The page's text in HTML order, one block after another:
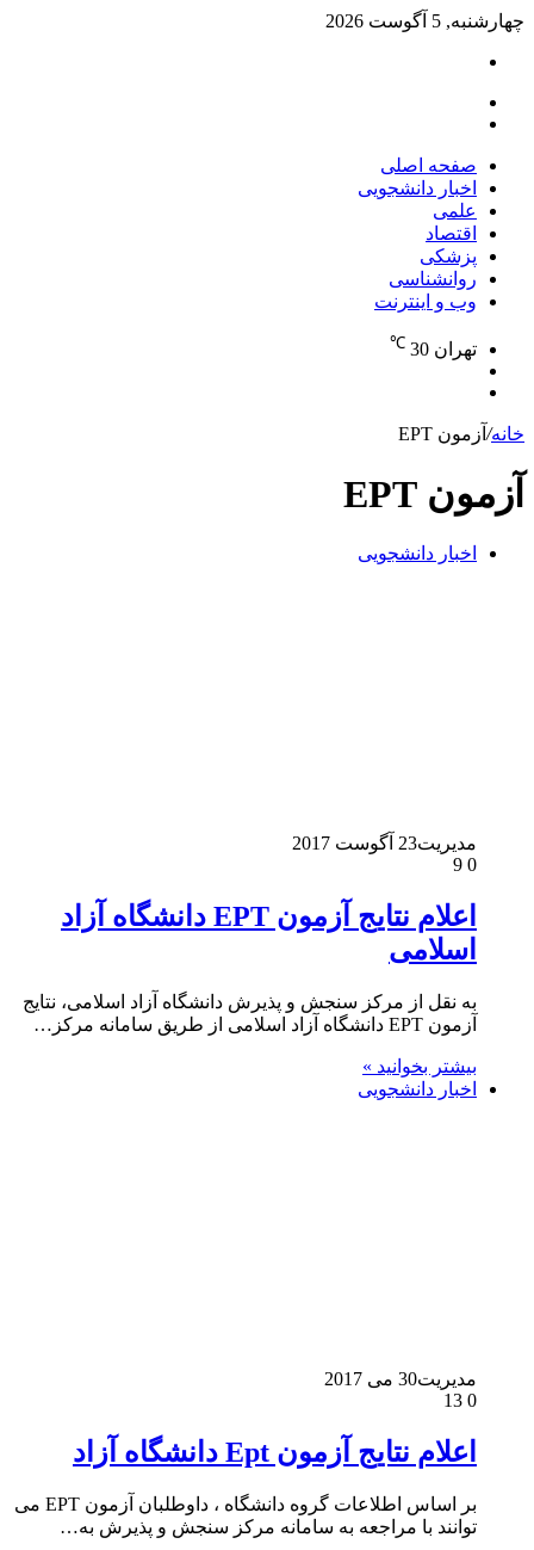
چهارشنبه, 5 آگوست 2026
صفحه اصلی
اخبار دانشجویی
علمی
اقتصاد
پزشکی
روانشناسی
وب و اینترنت
تهران 30
℃
خانه/ آزمون EPT
آزمون EPT
اخبار دانشجویی
مدیریت23 آگوست 2017
0
اعلام نتایج آزمون EPT دانشگاه آزاد
اسلامی
به نقل از مرکز سنجش و پذیرش دانشگاه آزاد اسلامی، نتایج
آزمون EPT دانشگاه آزاد اسلامی از طریق سامانه مرکز…
بیشتر بخوانید »
اخبار دانشجویی
مدیریت30 می 2017
0
اعلام نتایج آزمون Ept دانشگاه آزاد
بر اساس اطلاعات گروه دانشگاه ، داوطلبان آزمون EPT می
توانند با مراجعه به سامانه مرکز سنجش و پذیرش به…